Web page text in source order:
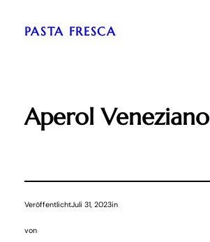
Inhalt
springen
PASTA FRESCA
Aperol Veneziano
VeröffentlichtJuli 31, 2023in
von